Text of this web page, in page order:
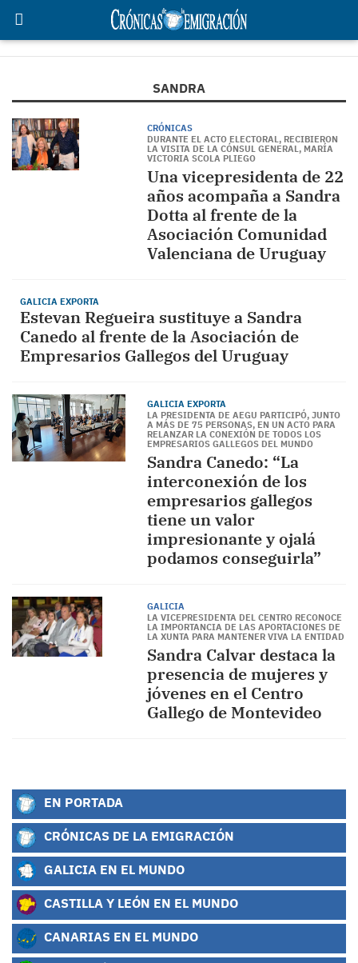
SANDRA
CRÓNICAS
DURANTE EL ACTO ELECTORAL, RECIBIERON
LA VISITA DE LA CÓNSUL GENERAL, MARÍA
VICTORIA SCOLA PLIEGO
Una vicepresidenta de 22
años acompaña a Sandra
Dotta al frente de la
Asociación Comunidad
Valenciana de Uruguay
GALICIA EXPORTA
Estevan Regueira sustituye a Sandra
Canedo al frente de la Asociación de
Empresarios Gallegos del Uruguay
GALICIA EXPORTA
LA PRESIDENTA DE AEGU PARTICIPÓ, JUNTO
A MÁS DE 75 PERSONAS, EN UN ACTO PARA
RELANZAR LA CONEXIÓN DE TODOS LOS
EMPRESARIOS GALLEGOS DEL MUNDO
Sandra Canedo: “La
interconexión de los
empresarios gallegos
tiene un valor
impresionante y ojalá
podamos conseguirla”
GALICIA
LA VICEPRESIDENTA DEL CENTRO RECONOCE
LA IMPORTANCIA DE LAS APORTACIONES DE
LA XUNTA PARA MANTENER VIVA LA ENTIDAD
Sandra Calvar destaca la
presencia de mujeres y
jóvenes en el Centro
Gallego de Montevideo
EN PORTADA
CRÓNICAS DE LA EMIGRACIÓN
GALICIA EN EL MUNDO
CASTILLA Y LEÓN EN EL MUNDO
CANARIAS EN EL MUNDO